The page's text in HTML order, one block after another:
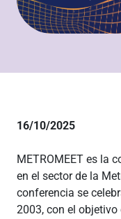
16/10/2025
METROMEET es la
en el sector de la
conferencia se
2003, con el